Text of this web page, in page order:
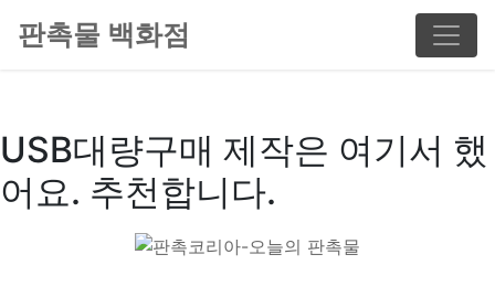
판촉물 백화점
USB대량구매 제작은 여기서 했
어요. 추천합니다.